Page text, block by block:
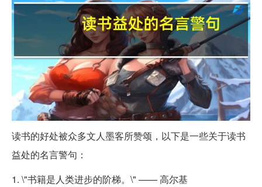
读书的好处被众多文人墨客所赞颂，以下是一些关于读书
益处的名言警句：
1. \"书籍是人类进步的阶梯。\" —— 高尔基